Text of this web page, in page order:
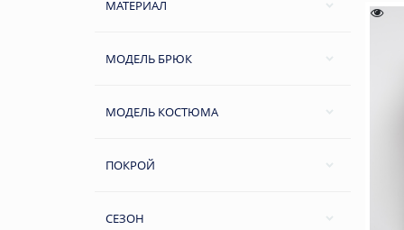
МАТЕРИАЛ
МОДЕЛЬ БРЮК
МОДЕЛЬ КОСТЮМА
ПОКРОЙ
СЕЗОН